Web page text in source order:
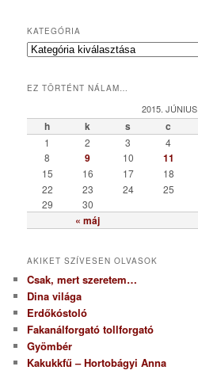
KATEGÓRIA
K
e
r
EZ TÖRTÉNT NÁLAM…
2015. JÚNIUS
h k s c
« máj
1 2 3 4
8
9 10 11
15 16 17 18
22 23 24 25
29
30
AKIKET SZÍVESEN OLVASOK
Csak, mert szeretem…
Dina világa
Erdőkóstoló
Fakanálforgató tollforgató
Gyömbér
Kakukkfű – Hortobágyi Anna